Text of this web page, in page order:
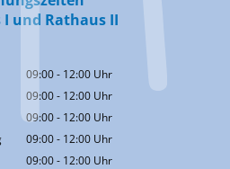
I und Rathaus II
09:00- 12:00 Uhr
Von 09:00 bis 12:00 Uhr
09:00- 12:00 Uhr
Von 09:00 bis 12:00 Uhr
09:00- 12:00 Uhr
Von 09:00 bis 12:00 Uhr
09:00- 12:00 Uhr
Von 09:00 bis 12:00 Uhr
09:00- 12:00 Uhr